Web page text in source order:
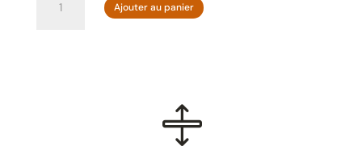
Ajouter au panier
